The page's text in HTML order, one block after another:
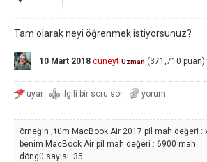
Tam olarak neyi öğrenmek istiyorsunuz?
10 Mart 2018 cüneyt Uzman (371,710 puan)
örneğin ; tüm MacBook Air 2017 pil mah değeri : x
benim MacBook Air pil mah değeri : 6900 mah
döngü sayısı :35